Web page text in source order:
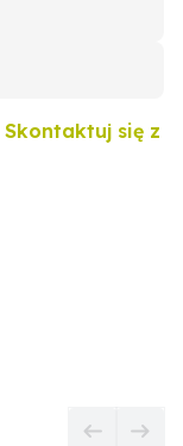
Skontaktuj się z